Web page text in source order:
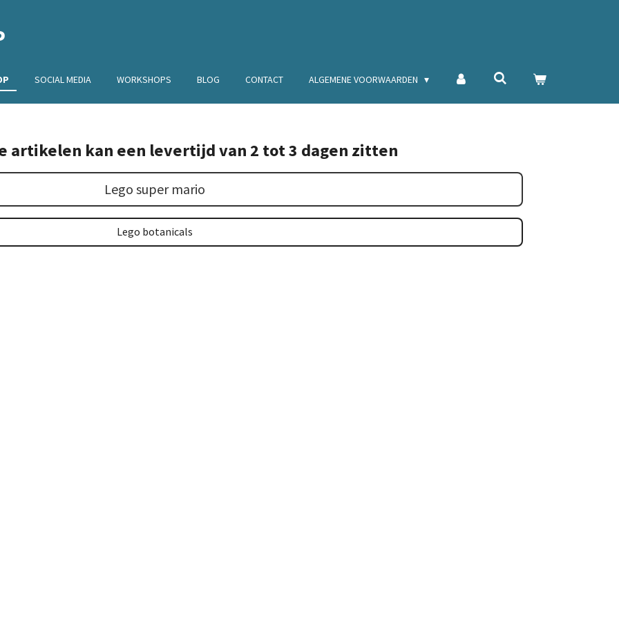
SOCIAL MEDIA WORKSHOPS BLOG CONTACT ALGEMENE VOORWAARDEN
artikelen kan een levertijd van 2 tot 3 dagen zitten
Lego super mario
Lego botanicals